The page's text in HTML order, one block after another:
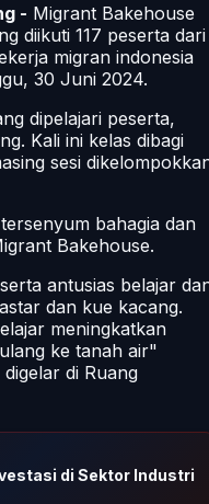
- Migrant Bakehouse
diikuti 117 peserta dari
migran indonesia
30 Juni 2024.
dipelajari peserta,
Kali ini kelas dibagi
sesi
bahagia dan
Bakehouse.
antusias belajar
dan kue kacang.
meningkatkan
ke tanah air"
di Ruang
di Sektor Industri